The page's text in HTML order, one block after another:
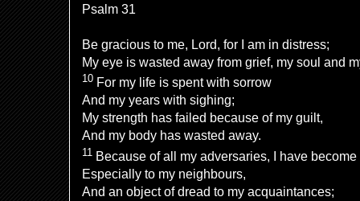
Psalm 31
Be gracious to me, Lord, for
I am in distress;
My eye is wasted away from grief, my soul and
10 For my life is spent with sorrow
And my years with sighing;
My strength has failed because of my guilt,
And my body has wasted away.
11 Because of all my adversaries, I have become
Especially to my neighbours,
And an object of dread to my acquaintances;